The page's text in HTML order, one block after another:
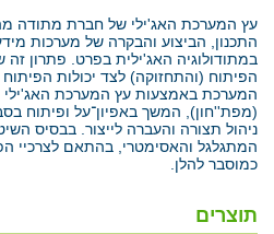
עץ המערכת האג'ילי של חברת מתודה
התכנון, הביצוע והבקרה של מערכות
במתודולוגיה האג'ילית בפרט. פתרון
הפיתוח (והתחזוקה) לצד יכולות הפיתוח
המערכת באמצעות עץ המערכת האג'ילי
(מפת''חון), המשך באפיון־על ופיתוח
ניהול תצורה והעברה לייצור. בבסיס
המתגלגל והאסימטרי, בהתאם לצרכיי
כמוסבר להלן.
תוצרים